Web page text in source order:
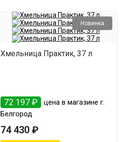
Новинка
Хмельница Практик, 37 л
72 197 ₽
цена в магазине г.
Белгород
74 430 ₽